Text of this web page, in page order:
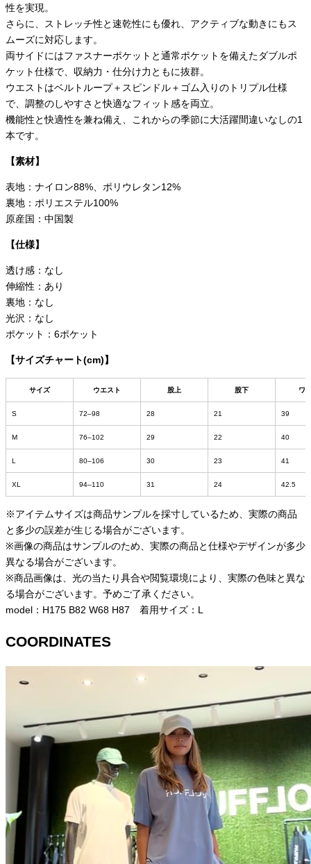
性を実現。
さらに、ストレッチ性と速乾性にも優れ、アクティブな動きにもス
ムーズに対応します。
両サイドにはファスナーポケットと通常ポケットを備えたダブルポ
ケット仕様で、収納力・仕分け力ともに抜群。
ウエストはベルトループ＋スピンドル＋ゴム入りのトリプル仕様
で、調整のしやすさと快適なフィット感を両立。
機能性と快適性を兼ね備え、これからの季節に大活躍間違いなしの1
本です。
【素材】
表地：ナイロン88%、ポリウレタン12%
裏地：ポリエステル100%
原産国：中国製
【仕様】
透け感：なし
伸縮性：あり
裏地：なし
光沢：なし
ポケット：6ポケット
【サイズチャート(cm)】
サイズ ウエスト 股上 股下 ワ
S 72–98 28 21 39
M 76–102 29 22 40
L 80–106 30 23 41
XL 94–110 31 24 42.5
※アイテムサイズは商品サンプルを採寸しているため、実際の商品
と多少の誤差が生じる場合がございます。
※画像の商品はサンプルのため、実際の商品と仕様やデザインが多少
異なる場合がございます。
※商品画像は、光の当たり具合や閲覧環境により、実際の色味と異な
る場合がございます。予めご了承ください。
model：H175 B82 W68 H87 着用サイズ：L
COORDINATES